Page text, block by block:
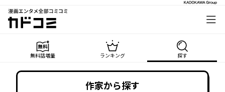
漫画エンタメ全部コミコミ
カドコミ
無料話増量 ランキング 探す
作家から探す